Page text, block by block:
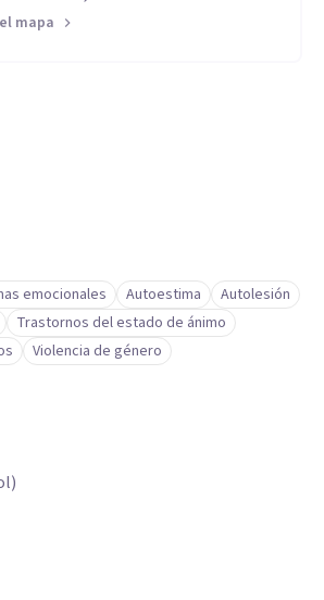
mapa
emocionales Autoestima
Autolesión
Trastornos del estado de ánimo
Violencia de género